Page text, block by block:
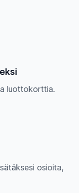
luottokorttia.
osioita,